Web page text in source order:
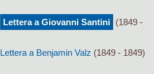
Lettera a Giovanni Santini (1849 -
Lettera a Benjamin Valz (1849 - 1849)